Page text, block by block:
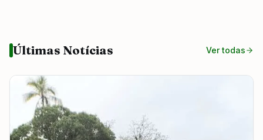
Últimas Notícias Ver todas